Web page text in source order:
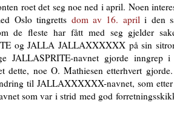
roet det seg noe ned i april. Noen
Oslo tingretts dom av 16. aprili den
de fleste har fått med seg gjelder
og JALLA JALLAXXXXXX på sin
JALLASPRITE-navnet gjorde inngrep i
dette, noe O. Mathiesen etterhvert
til JALLAXXXXXX-navnet, som etter
som var i strid med god